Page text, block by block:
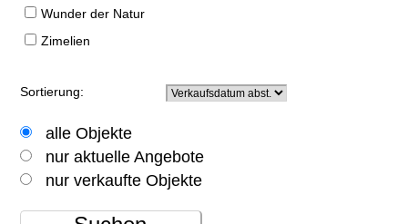
Wunder der Natur
Zimelien
Sortierung:
alle Objekte
nur aktuelle Angebote
nur verkaufte Objekte